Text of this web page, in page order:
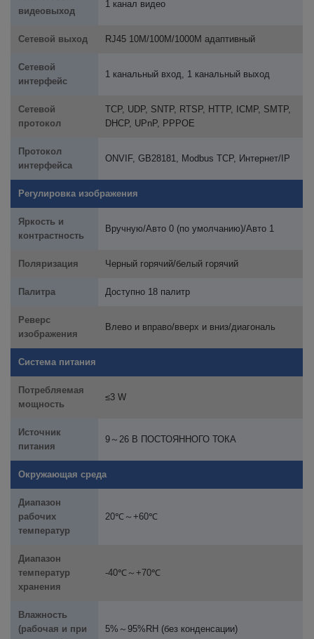
видеовыход
1 канал видео
Сетевой выход RJ45 10M/100M/1000M адаптивный
Сетевой
интерфейс
1 канальный вход, 1 канальный выход
Сетевой
протокол
TCP, UDP, SNTP, RTSP, HTTP, ICMP, SMTP,
DHCP, UPnP, PPPOE
Протокол
интерфейса
ONVIF, GB28181, Modbus TCP, Интернет/IP
Регулировка изображения
Яркость и
контрастность
Вручную/Авто 0 (по умолчанию)/Авто 1
Поляризация Черный горячий/белый горячий
Палитра Доступно 18 палитр
Реверс
изображения
Влево и вправо/вверх и вниз/диагональ
Система питания
Потребляемая
мощность
≤3 W
Источник
питания
9～26 В ПОСТОЯННОГО ТОКА
Окружающая среда
Диапазон
рабочих
температур
20℃ ～ +60℃
Диапазон
температур
хранения
-40℃ ～ +70℃
Влажность
(рабочая и при
5%～95%RH (без конденсации)